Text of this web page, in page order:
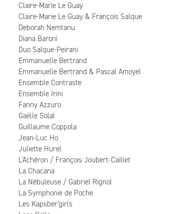
Claire-Marie Le Guay
Claire-Marie Le Guay & François Salque
Deborah Nemtanu
Diana Baroni
Duo Salque-Peirani
Emmanuelle Bertrand
Emmanuelle Bertrand & Pascal Amoyel
Ensemble Contraste
Ensemble Irini
Fanny Azzuro
Gaëlle Solal
Guillaume Coppola
Jean-Luc Ho
Juliette Hurel
L'Achéron / François Joubert-Caillet
La Chacana
La Nébuleuse / Gabriel Rignol
La Symphonie de Poche
Les Kapsber'girls